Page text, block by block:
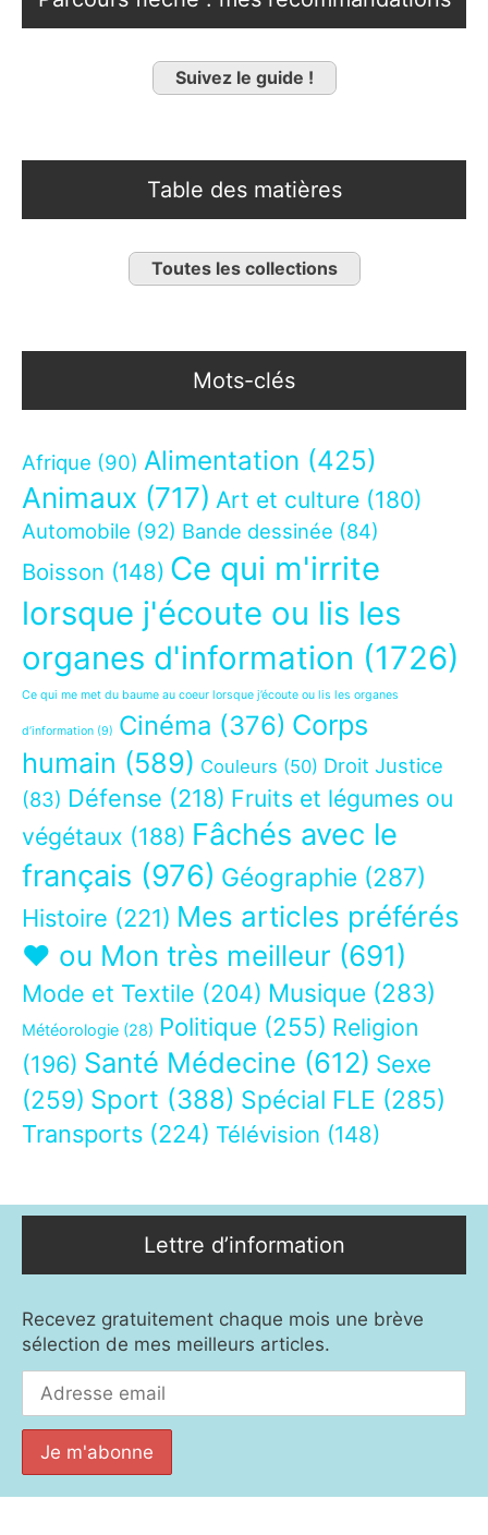
Suivez le guide !
Table des matières
Toutes les collections
Mots-clés
Afrique (90) Alimentation (425)
Animaux (717) Art et culture (180)
Automobile (92) Bande dessinée (84)
Boisson (148) Ce qui m'irrite
lorsque j'écoute ou lis les
organes d'information (1726)
Ce qui me met du baume au coeur lorsque j’écoute ou lis les organes
d’information (9) Cinéma (376) Corps
humain (589) Couleurs (50) Droit Justice
(83) Défense (218) Fruits et légumes ou
végétaux (188) Fâchés avec le
français (976) Géographie (287)
Histoire (221) Mes articles préférés
❤ ou Mon très meilleur (691)
Mode et Textile (204) Musique (283)
Météorologie (28) Politique (255) Religion
(196) Santé Médecine (612) Sexe
(259) Sport (388) Spécial FLE (285)
Transports (224) Télévision (148)
Lettre d’information
Recevez gratuitement chaque mois une brève
sélection de mes meilleurs articles.